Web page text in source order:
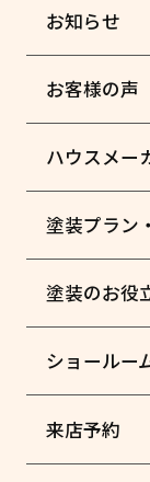
お知らせ
お客様の声
ハウスメー
塗装プラン
塗装のお役
ショールー
来店予約